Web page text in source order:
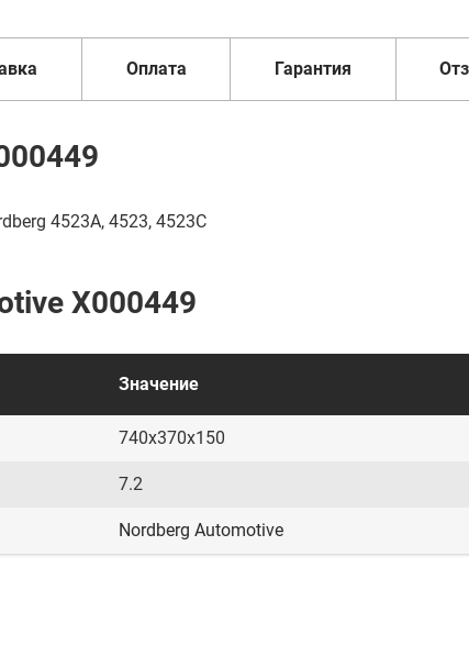
Оплата Гарантия
4523A, 4523, 4523C
X000449
Значение
740x370x150
7.2
Nordberg Automotive